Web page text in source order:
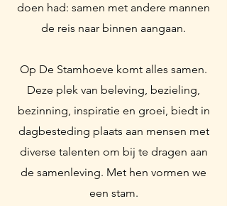
doen had: samen met andere mannen
de reis naar binnen aangaan.
Op De Stamhoeve komt alles samen.
Deze plek van beleving, bezieling,
bezinning, inspiratie en groei, biedt in
dagbesteding plaats aan mensen met
diverse talenten om bij te dragen aan
de samenleving. Met hen vormen we
een stam.